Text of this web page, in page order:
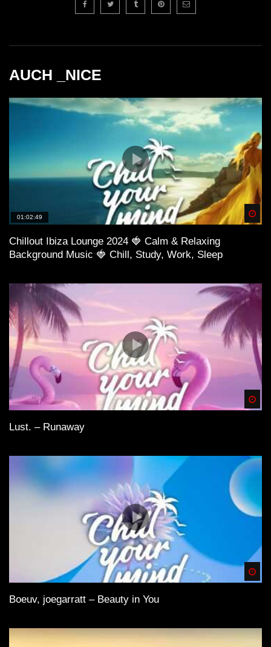
AUCH _NICE
01:02:49
Chillout Ibiza Lounge 2024 🍓 Calm & Relaxing
Background Music 🍓 Chill, Study, Work, Sleep
Lust. – Runaway
Boeuv, joegarratt – Beauty in You